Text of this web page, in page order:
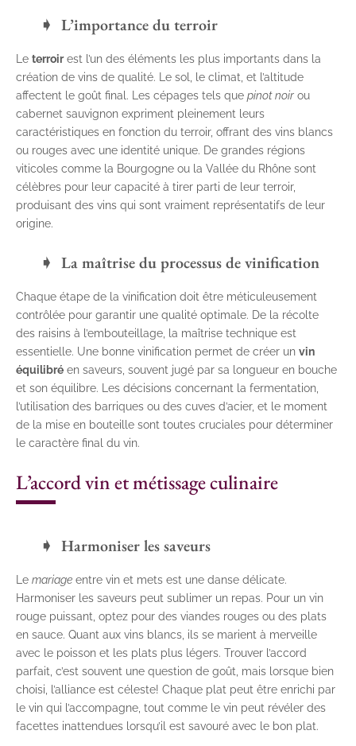
L’importance du terroir
Le terroirest l’un des éléments les plus importants dans la
création de vins de qualité. Le sol, le climat, et l’altitude
affectent le goût final. Les cépages tels que pinot noir ou
cabernet sauvignon expriment pleinement leurs
caractéristiques en fonction du terroir, offrant des vins blancs
ou rouges avec une identité unique. De grandes régions
viticoles comme la Bourgogne ou la Vallée du Rhône sont
célèbres pour leur capacité à tirer parti de leur terroir,
produisant des vins qui sont vraiment représentatifs de leur
origine.
La maîtrise du processus de vinification
Chaque étape de la vinification doit être méticuleusement
contrôlée pour garantir une qualité optimale. De la récolte
des raisins à l’embouteillage, la maîtrise technique est
essentielle. Une bonne vinification permet de créer un vin
équilibré en saveurs, souvent jugé par sa longueur en bouche
et son équilibre. Les décisions concernant la fermentation,
l’utilisation des barriques ou des cuves d’acier, et le moment
de la mise en bouteille sont toutes cruciales pour déterminer
le caractère final du vin.
L’accord vin et métissage culinaire
Harmoniser les saveurs
Le mariage entre vin et mets est une danse délicate.
Harmoniser les saveurs peut sublimer un repas. Pour un vin
rouge puissant, optez pour des viandes rouges ou des plats
en sauce. Quant aux vins blancs, ils se marient à merveille
avec le poisson et les plats plus légers. Trouver l’accord
parfait, c’est souvent une question de goût, mais lorsque bien
choisi, l’alliance est céleste! Chaque plat peut être enrichi par
le vin qui l’accompagne, tout comme le vin peut révéler des
facettes inattendues lorsqu’il est savouré avec le bon plat.